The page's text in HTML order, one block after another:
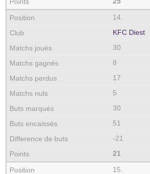
14.
KFC Diest
30
8
17
5
30
51
-21
21
15.